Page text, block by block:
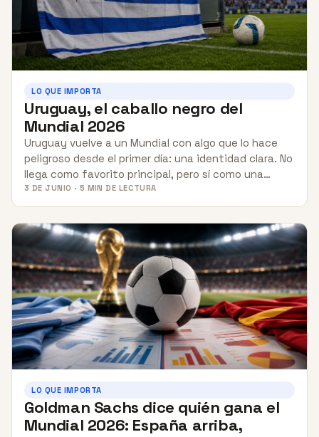
LO QUE IMPORTA
Uruguay, el caballo negro del
Mundial 2026
Uruguay vuelve a un Mundial con algo que lo hace
peligroso desde el primer día: una identidad clara. No
llega como favorito principal, pero sí como una…
3 DE JUNIO · 5 MIN DE LECTURA
LO QUE IMPORTA
Goldman Sachs dice quién gana el
Mundial 2026: España arriba,